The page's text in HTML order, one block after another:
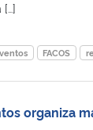
FACOS
organiza